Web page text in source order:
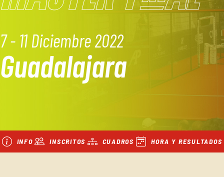
7 - 11 Diciembre 2022
Guadalajara
INFO INSCRITOS CUADROS HORA Y RESULTADOS